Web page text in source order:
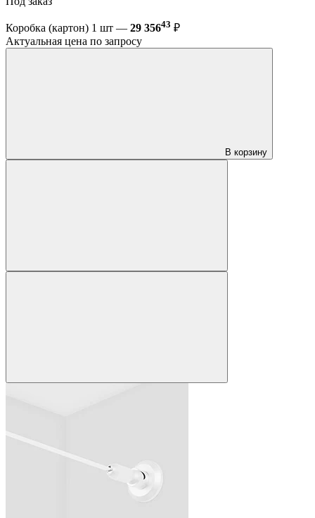
Коробка (картон) 1 шт — 29 35643 ₽
Актуальная цена по запросу
В корзину